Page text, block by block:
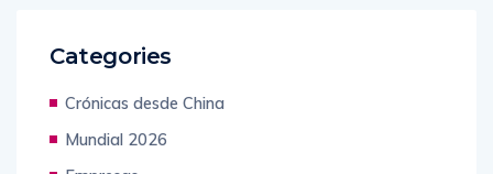
Categories
Crónicas desde China
Mundial 2026